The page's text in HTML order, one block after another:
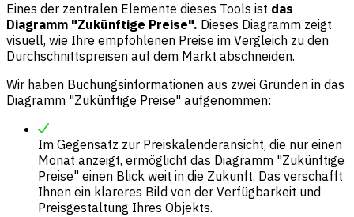
Eines der zentralen Elemente dieses Tools ist das
Diagramm "Zukünftige Preise". Dieses Diagramm zeigt
visuell, wie Ihre empfohlenen Preise im Vergleich zu den
Durchschnittspreisen auf dem Markt abschneiden.
Wir haben Buchungsinformationen aus zwei Gründen in das
Diagramm "Zukünftige Preise" aufgenommen:
Im Gegensatz zur Preiskalenderansicht, die nur einen
Monat anzeigt, ermöglicht das Diagramm "Zukünftige
Preise" einen Blick weit in die Zukunft. Das verschafft
Ihnen ein klareres Bild von der Verfügbarkeit und
Preisgestaltung Ihres Objekts.